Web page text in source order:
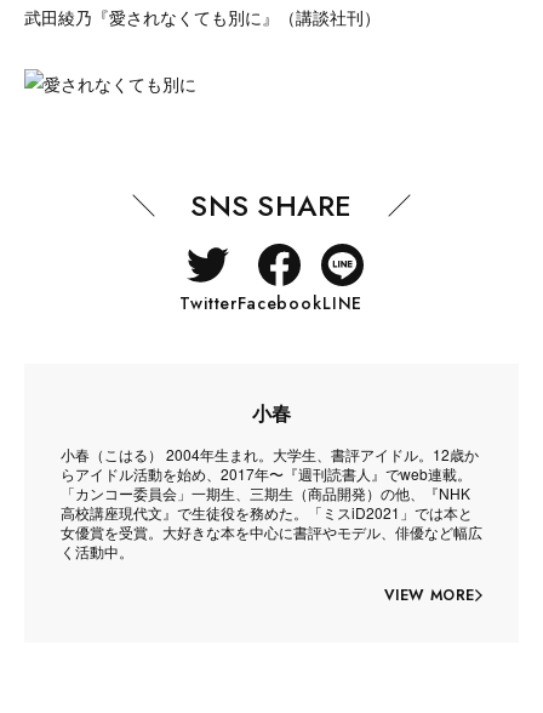
武田綾乃『愛されなくても別に』（講談社刊）
SNS SHARE
TwitterFacebookLINE
小春
小春（こはる） 2004年生まれ。大学生、書評アイドル。12歳か
らアイドル活動を始め、2017年〜『週刊読書人』でweb連載。
「カンコー委員会」一期生、三期生（商品開発）の他、『NHK
高校講座現代文』で生徒役を務めた。「ミスiD2021」では本と
女優賞を受賞。大好きな本を中心に書評やモデル、俳優など幅広
く活動中。
VIEW MORE